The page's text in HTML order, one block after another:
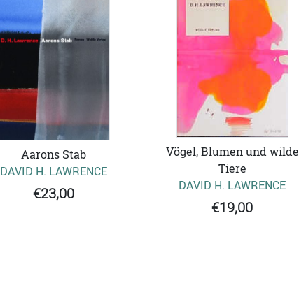
Aarons Stab
DAVID H. LAWRENCE
€23,00
Vögel, Blumen und wilde
Tiere
DAVID H. LAWRENCE
€19,00